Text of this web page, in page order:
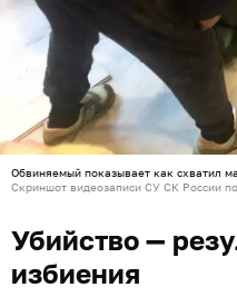
Обвиняемый показывает как схватил
Скриншот видеозаписи СУ СК России
Убийство —
избиения